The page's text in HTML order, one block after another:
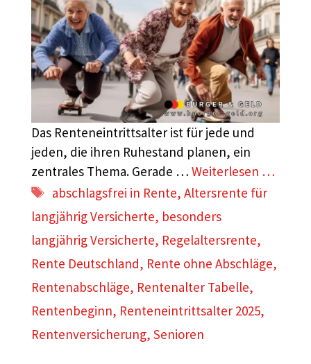
Das Renteneintrittsalter ist für jede und
jeden, die ihren Ruhestand planen, ein
zentrales Thema. Gerade … Weiterlesen …
Schlagwörter
abschlagsfrei in Rente,Altersrente für
langjährig Versicherte, besonders
langjährig Versicherte, Regelaltersrente,
Rente Deutschland, Rente ohne Abschläge,
Rentenabschläge, Rentenalter Tabelle,
Rentenbeginn, Renteneintrittsalter 2025,
Rentenversicherung, Senioren